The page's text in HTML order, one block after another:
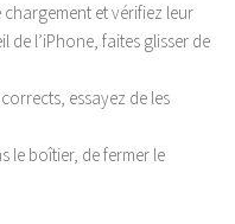
chargement et vérifiez leur
de l’iPhone, faites glisser de
essayez de les
le boîtier, de fermer le